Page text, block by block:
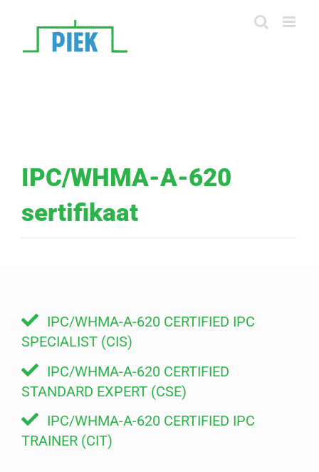
IPC/WHMA-A-620
sertifikaat
IPC/WHMA-A-620 CERTIFIED IPC
SPECIALIST (CIS)
IPC/WHMA-A-620 CERTIFIED
STANDARD EXPERT (CSE)
IPC/WHMA-A-620 CERTIFIED IPC
TRAINER (CIT)